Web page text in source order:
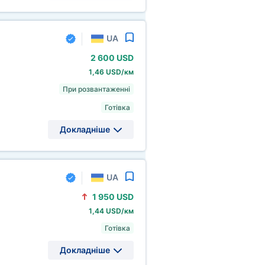
UA
2 600 USD
1,46 USD/км
При розвантаженні
Готівка
Докладніше
UA
1 950 USD
1,44 USD/км
Готівка
Докладніше